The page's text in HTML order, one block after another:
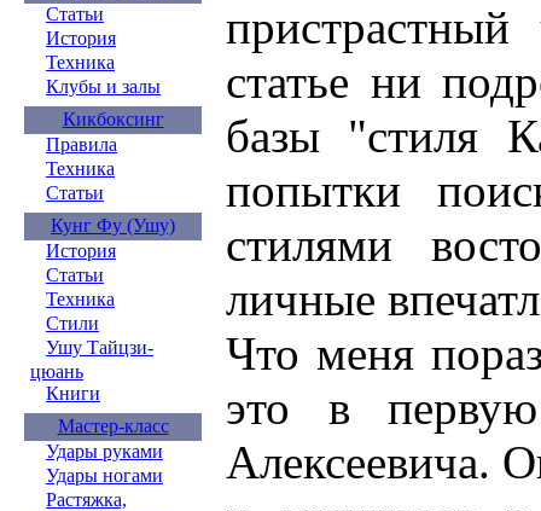
Статьи
История
Техника
Клубы и залы
Кикбоксинг
Правила
Техника
Статьи
Кунг Фу (Ушу)
История
Статьи
Техника
Стили
Ушу Тайцзи-
цюань
Книги
Мастер-класс
Удары руками
Удары ногами
Растяжка,
статье ни
базы "стиля
попытки
стилями
личные
Что меня
это в первую
Алексеевича.